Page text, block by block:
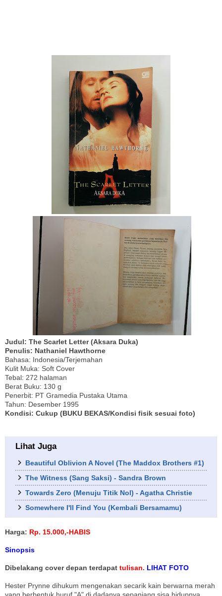
Judul: The Scarlet Letter (Aksara Duka)
Penulis: Nathaniel Hawthorne
Bahasa: Indonesia/Terjemahan
Kulit Muka: Soft Cover
Tebal: 272 halaman
Berat Buku: 130 g
Penerbit: PT Gramedia Pustaka Utama
Tahun: Desember 1995
Kondisi: Cukup (BUKU BEKAS/Kondisi fisik sesuai foto)
Lihat Juga
Beautiful Oblivion A Novel (The Maddox Brothers #1)
The Witness (Sang Saksi) - Sandra Brown
Towards Zero (Menuju Titik Nol) - Agatha Christie
Somewhere I'll Find You (Kembali Bersamamu)
Harga: Rp. 15.000,-HABIS
Sinopsis
Dibelakang cover depan terdapat tulisan. LIHAT FOTO
Hester Prynne dihukum mengenakan secarik kain berwarna merah
yang berbentuk huruf "A" di dadanya sepanjang sisa hidupnya.